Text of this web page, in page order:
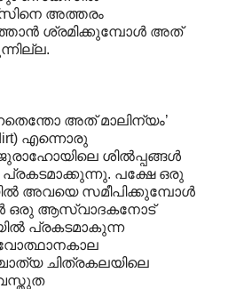
അത്തരം
ശ്രമിക്കുമ്പോള്‍ അത്
അത് മാലിന്യം’
dirt) എന്നൊരു
ശില്‍പ്പങ്ങള്‍
പക്ഷേ ഒരു
അവയെ സമീപിക്കുമ്പോള്‍
ഒരു ആസ്വാദകനോട്
പ്രകടമാകുന്ന
ചിത്രകലയിലെ